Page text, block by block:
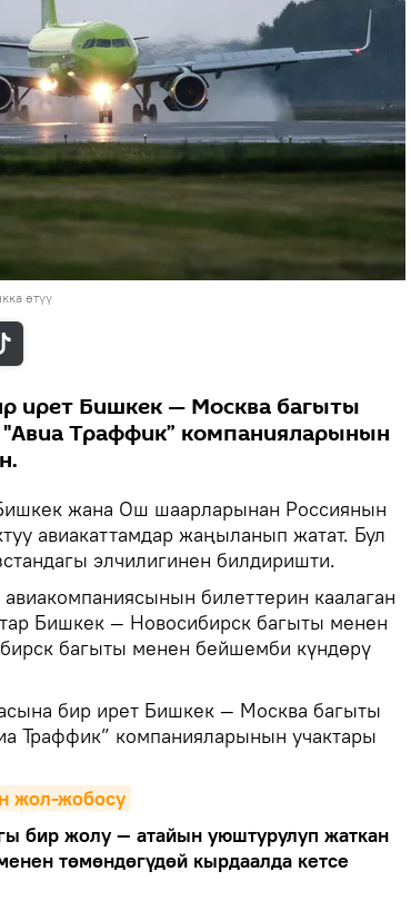
өтүү
ирет Бишкек — Москва багыты
Траффик” компанияларынын
жана Ош шаарларынан Россиянын
авиакаттамдар жаңыланып жатат. Бул
элчилигинен билдиришти.
билеттерин каалаган
Бишкек — Новосибирск багыты менен
багыты менен бейшемби күндөрү
бир ирет Бишкек — Москва багыты
Траффик” компанияларынын учактары
жол-жобосу
бир жолу — атайын уюштурулуп жаткан
төмөндөгүдөй кырдаалда кетсе